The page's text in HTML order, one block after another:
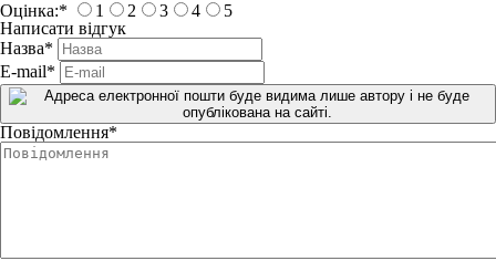
Оцінка:* 1 2 3 4
5
Написати відгук
Назва*
E-mail*
Повідомлення*